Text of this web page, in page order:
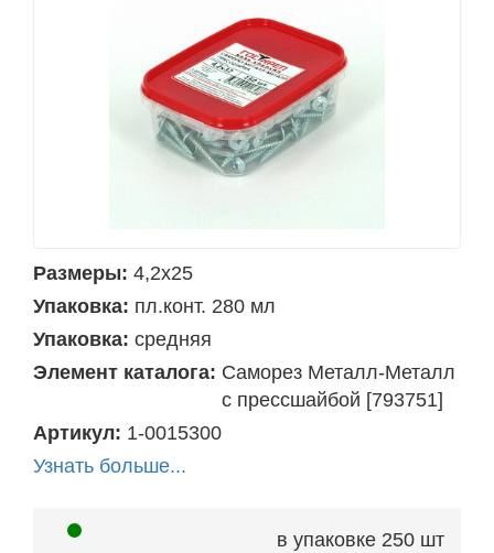
Размеры: 4,2х25
Упаковка: пл.конт. 280 мл
Упаковка: средняя
Элемент каталога: Саморез Металл-Металл
с прессшайбой [793751]
Артикул: 1-0015300
Узнать больше...
в упаковке 250 шт